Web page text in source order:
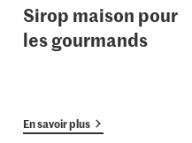
Sirop maison pour
les gourmands
En savoir plus